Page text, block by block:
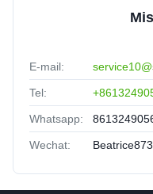
E-mail:
Tel:
Whatsapp:
Wechat: